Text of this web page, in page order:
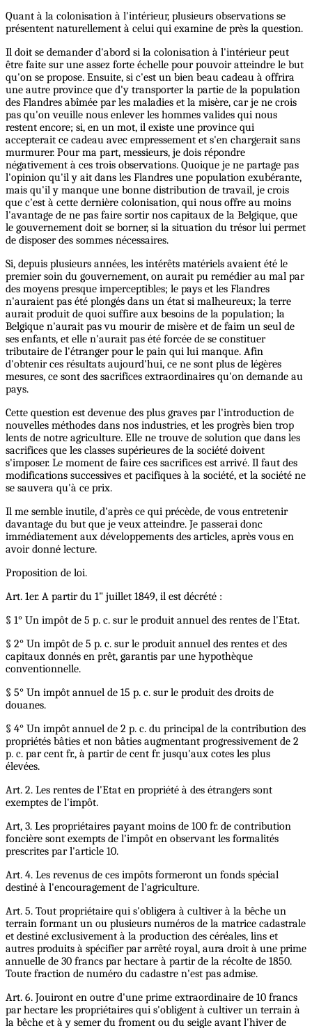
Quant à la colonisation à l'intérieur, plusieurs observations se
présentent naturellement à celui qui examine de près la question.
Il doit se demander d'abord si la colonisation à l'intérieur peut
être faite sur une assez forte échelle pour pouvoir atteindre le but
qu'on se propose. Ensuite, si c'est un bien beau cadeau à offrira
une autre province que d'y transporter la partie de la population
des Flandres abîmée par les maladies et la misère, car je ne crois
pas qu'on veuille nous enlever les hommes valides qui nous
restent encore; si, en un mot, il existe une province qui
accepterait ce cadeau avec empressement et s'en chargerait sans
murmurer. Pour ma part, messieurs, je dois répondre
négativement à ces trois observations. Quoique je ne partage pas
l'opinion qu'il y ait dans les Flandres une population exubérante,
mais qu'il y manque une bonne distribution de travail, je crois
que c'est à cette dernière colonisation, qui nous offre au moins
l'avantage de ne pas faire sortir nos capitaux de la Belgique, que
le gouvernement doit se borner, si la situation du trésor lui permet
de disposer des sommes nécessaires.
Si, depuis plusieurs années, les intérêts matériels avaient été le
premier soin du gouvernement, on aurait pu remédier au mal par
des moyens presque imperceptibles; le pays et les Flandres
n'auraient pas été plongés dans un état si malheureux; la terre
aurait produit de quoi suffire aux besoins de la population; la
Belgique n'aurait pas vu mourir de misère et de faim un seul de
ses enfants, et elle n'aurait pas été forcée de se constituer
tributaire de l'étranger pour le pain qui lui manque. Afin
d'obtenir ces résultats aujourd'hui, ce ne sont plus de légères
mesures, ce sont des sacrifices extraordinaires qu'on demande au
pays.
Cette question est devenue des plus graves par l'introduction de
nouvelles méthodes dans nos industries, et les progrès bien trop
lents de notre agriculture. Elle ne trouve de solution que dans les
sacrifices que les classes supérieures de la société doivent
s'imposer. Le moment de faire ces sacrifices est arrivé. Il faut des
modifications successives et pacifiques à la société, et la société ne
se sauvera qu'à ce prix.
Il me semble inutile, d'après ce qui précède, de vous entretenir
davantage du but que je veux atteindre. Je passerai donc
immédiatement aux développements des articles, après vous en
avoir donné lecture.
Proposition de loi.
Art. 1er. A partir du 1" juillet 1849, il est décrété :
§ 1° Un impôt de 5 p. c. sur le produit annuel des rentes de l'Etat.
§ 2° Un impôt de 5 p. c. sur le produit annuel des rentes et des
capitaux donnés en prêt, garantis par une hypothèque
conventionnelle.
§ 5° Un impôt annuel de 15 p. c. sur le produit des droits de
douanes.
§ 4° Un impôt annuel de 2 p. c. du principal de la contribution des
propriétés bâties et non bâties augmentant progressivement de 2
p. c. par cent fr., à partir de cent fr. jusqu'aux cotes les plus
élevées.
Art. 2. Les rentes de l'Etat en propriété à des étrangers sont
exemptes de l'impôt.
Art, 3. Les propriétaires payant moins de 100 fr. de contribution
foncière sont exempts de l'impôt en observant les formalités
prescrites par l'article 10.
Art. 4. Les revenus de ces impôts formeront un fonds spécial
destiné à l'encouragement de l'agriculture.
Art. 5. Tout propriétaire qui s'obligera à cultiver à la bêche un
terrain formant un ou plusieurs numéros de la matrice cadastrale
et destiné exclusivement à la production des céréales, lins et
autres produits à spécifier par arrêté royal, aura droit à une prime
annuelle de 30 francs par hectare à partir de la récolte de 1850.
Toute fraction de numéro du cadastre n'est pas admise.
Art. 6. Jouiront en outre d'une prime extraordinaire de 10 francs
par hectare les propriétaires qui s'obligent à cultiver un terrain à
la bêche et à y semer du froment ou du seigle avant l'hiver de